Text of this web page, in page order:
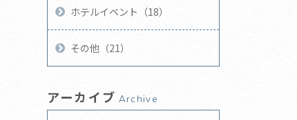
ホテルイベント（18）
その他（21）
アーカイブ Archive